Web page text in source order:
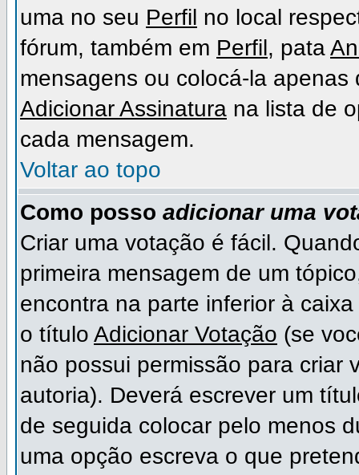
uma no seu Perfil no local
fórum, também em Perfil, pata
mensagens ou colocá-la
Adicionar Assinatura na lista de
cada mensagem.
Voltar ao topo
Como posso adicionar uma
Criar uma votação é fácil.
primeira mensagem de um
encontra na parte inferior à
o título Adicionar Votação (se
não possui permissão para criar
autoria). Deverá escrever um
de seguida colocar pelo menos
uma opção escreva o que